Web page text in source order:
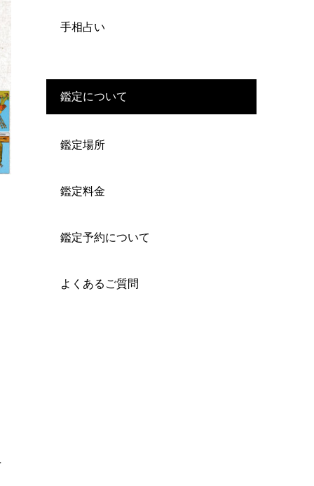
手相占い
鑑定について
鑑定場所
鑑定料金
鑑定予約について
よくあるご質問